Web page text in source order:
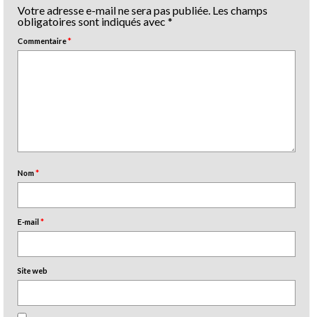
Votre adresse e-mail ne sera pas publiée. Les champs
obligatoires sont indiqués avec *
Commentaire*
Nom*
E-mail*
Site web